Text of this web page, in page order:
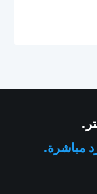
مباشرة.